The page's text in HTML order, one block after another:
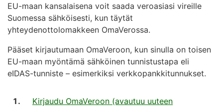
EU-maan kansalaisena voit saada veroasiasi vireille
Suomessa sähköisesti, kun täytät
yhteydenottolomakkeen OmaVerossa.
Pääset kirjautumaan OmaVeroon, kun sinulla on toisen
EU-maan myöntämä sähköinen tunnistustapa eli
eIDAS-tunniste – esimerkiksi verkkopankkitunnukset.
Kirjaudu OmaVeroon (avautuu uuteen